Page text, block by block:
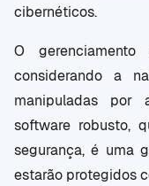
cibernéticos.
O
considerando a
manipuladas por
software robusto,
segurança, é uma
estarão protegidos